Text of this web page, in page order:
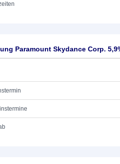
Paramount Skydance Corp.